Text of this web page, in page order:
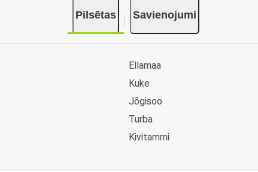
Pilsētas Savienojumi
Ellamaa
Kuke
Jõgisoo
Turba
Kivitammi